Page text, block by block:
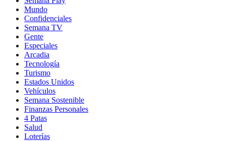
Mundo
Confidenciales
Semana TV
Gente
Especiales
Arcadia
Tecnología
Turismo
Estados Unidos
Vehículos
Semana Sostenible
Finanzas Personales
4 Patas
Salud
Loterías